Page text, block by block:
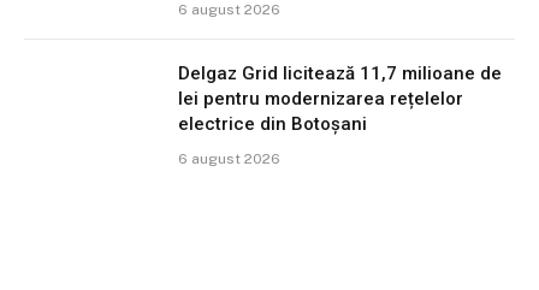
6 august 2026
Delgaz Grid licitează 11,7 milioane de
lei pentru modernizarea rețelelor
electrice din Botoșani
6 august 2026